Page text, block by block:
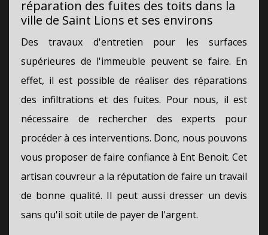
réparation des fuites des toits dans la
ville de Saint Lions et ses environs
Des travaux d'entretien pour les surfaces
supérieures de l'immeuble peuvent se faire. En
effet, il est possible de réaliser des réparations
des infiltrations et des fuites. Pour nous, il est
nécessaire de rechercher des experts pour
procéder à ces interventions. Donc, nous pouvons
vous proposer de faire confiance à Ent Benoit. Cet
artisan couvreur a la réputation de faire un travail
de bonne qualité. Il peut aussi dresser un devis
sans qu'il soit utile de payer de l'argent.